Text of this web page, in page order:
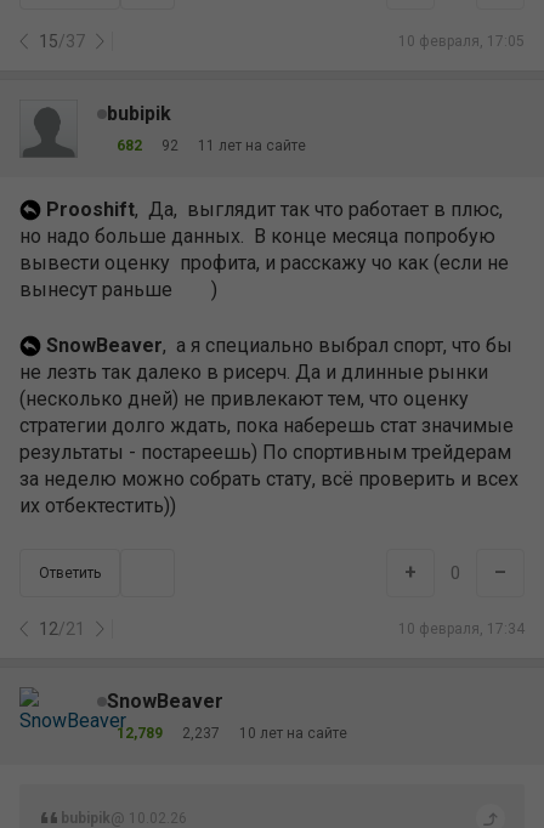
15/37 10 февраля, 17:05
bubipik
682 92 11 лет на сайте
Prooshift, Да, выглядит так что работает в плюс,
но надо больше данных. В конце месяца попробую
вывести оценку профита, и расскажу чо как (если не
вынесут раньше
)
SnowBeaver, а я специально выбрал спорт, что бы
не лезть так далеко в рисерч. Да и длинные рынки
(несколько дней) не привлекают тем, что оценку
стратегии долго ждать, пока наберешь стат значимые
результаты - постареешь) По спортивным трейдерам
за неделю можно собрать стату, всё проверить и всех
их отбектестить))
Ответить
12/21 10 февраля, 17:34
+ 0 –
SnowBeaver
12,789 2,237 10 лет на сайте
bubipik@ 10.02.26